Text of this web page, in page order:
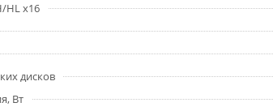
HL x16
дисков
Вт